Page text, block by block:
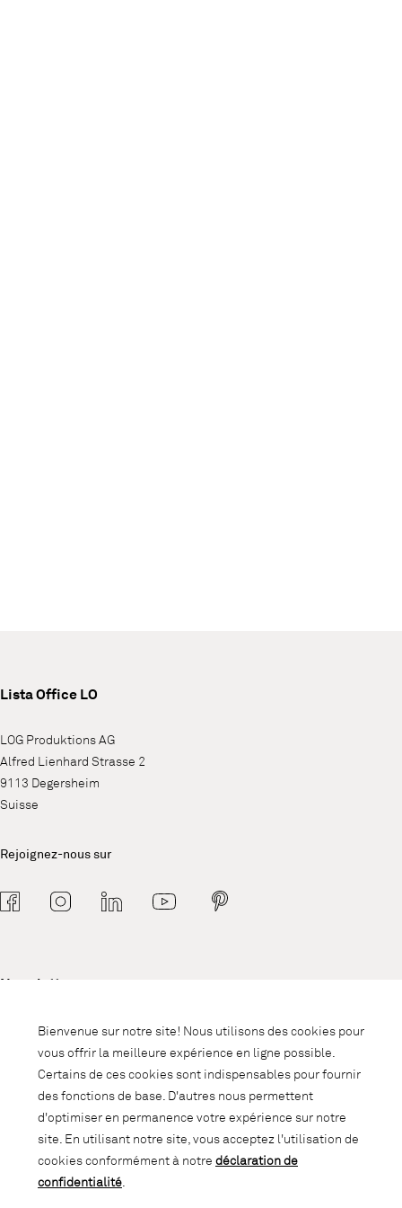
Lista Office LO
LOG Produktions AG
Alfred Lienhard Strasse 2
9113 Degersheim
Suisse
Rejoignez-nous sur
Newsletter
Abonnez-vous à notre newsletter et
soyez informé des promotions, des
nouveautés et des trends d'intérieur.
Bienvenue sur notre site! Nous utilisons des cookies pour
vous offrir la meilleure expérience en ligne possible.
Certains de ces cookies sont indispensables pour fournir
des fonctions de base. D'autres nous permettent
d'optimiser en permanence votre expérience sur notre
site. En utilisant notre site, vous acceptez l'utilisation de
cookies conformément à notre déclaration de
confidentialité